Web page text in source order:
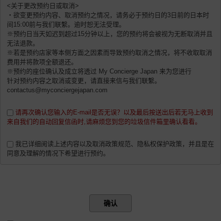
<关于更改预约日或取消>
・欲变更预约内容、取消预约之情况，请务必于预约日的3日前的日本时
间15:00前与我们联繫。逾时恕无法受理。
※预约日当天如迟到超过15分钟以上，您的预约将会被视为无断取消并且
无法退款。
※若是预约店家等本侧方面之因素而导致预约取消之情况，将不收取取消
费用并将款项全额退还。
※预约的座位确认及成立将透过 My Concierge Japan 来为您进行
针对预约内容之取消或变更，请直接来信与我们联繫。
contactus@myconciergejapan.com
请再次确认您输入的E-mail是否无误？以及最后按送出后若无马上收到
来自我们的自动回复信函时,请麻烦您到您的垃圾信件箱里确认看看。
我已详细阅读上述内容以及取消政策规范、隐私权保护政策，并且是在
同意及理解的情况下希望进行预约。
确认